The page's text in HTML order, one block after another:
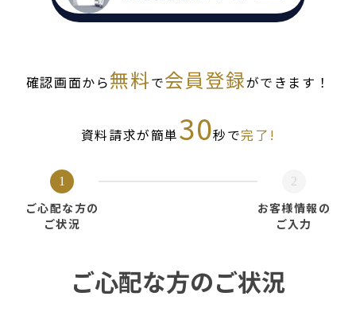
確認画面から無料で会員登録ができます！
資料請求が簡単30秒で完了!
1
ご心配な方の
ご状況
2
お客様情報の
ご入力
ご心配な方のご状況